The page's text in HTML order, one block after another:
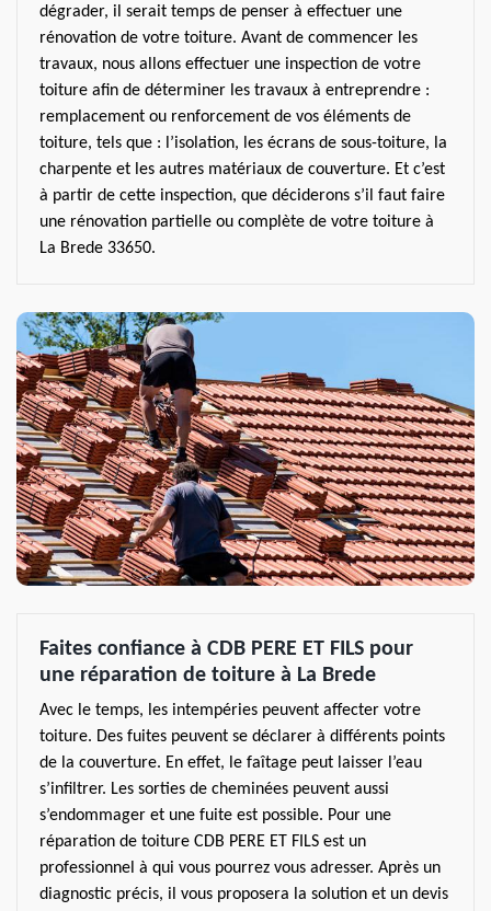
dégrader, il serait temps de penser à effectuer une
rénovation de votre toiture. Avant de commencer les
travaux, nous allons effectuer une inspection de votre
toiture afin de déterminer les travaux à entreprendre :
remplacement ou renforcement de vos éléments de
toiture, tels que : l’isolation, les écrans de sous-toiture, la
charpente et les autres matériaux de couverture. Et c’est
à partir de cette inspection, que déciderons s’il faut faire
une rénovation partielle ou complète de votre toiture à
La Brede 33650.
Faites confiance à CDB PERE ET FILS pour
une réparation de toiture à La Brede
Avec le temps, les intempéries peuvent affecter votre
toiture. Des fuites peuvent se déclarer à différents points
de la couverture. En effet, le faîtage peut laisser l’eau
s’infiltrer. Les sorties de cheminées peuvent aussi
s’endommager et une fuite est possible. Pour une
réparation de toiture CDB PERE ET FILS est un
professionnel à qui vous pourrez vous adresser. Après un
diagnostic précis, il vous proposera la solution et un devis